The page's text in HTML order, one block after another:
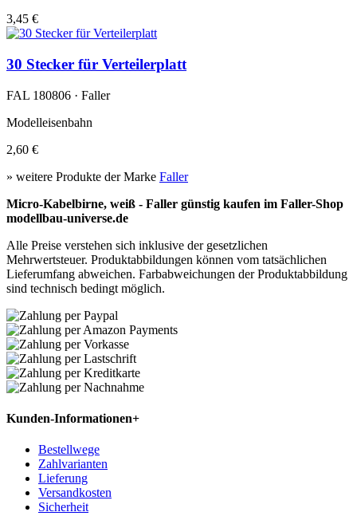
3,45 €
30 Stecker für Verteilerplatt
FAL 180806 · Faller
Modelleisenbahn
2,60 €
» weitere Produkte der Marke Faller
Micro-Kabelbirne, weiß - Faller günstig kaufen im Faller-Shop
modellbau-universe.de
Alle Preise verstehen sich inklusive der gesetzlichen
Mehrwertsteuer. Produktabbildungen können vom tatsächlichen
Lieferumfang abweichen. Farbabweichungen der Produktabbildung
sind technisch bedingt möglich.
Kunden-Informationen+
Bestellwege
Zahlvarianten
Lieferung
Versandkosten
Sicherheit